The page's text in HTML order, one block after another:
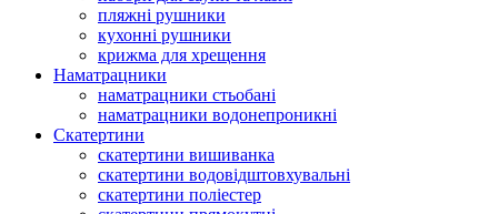
пляжні рушники
кухонні рушники
крижма для хрещення
Наматрацники
наматрацники стьобані
наматрацники водонепроникні
Скатертини
скатертини вишиванка
скатертини водовідштовхувальні
скатертини поліестер